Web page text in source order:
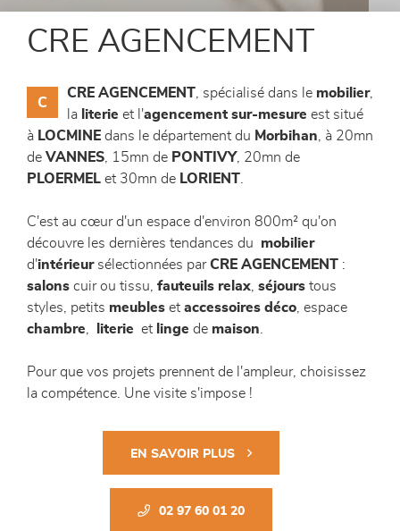
literie
décoration
CRE AGENCEMENT
C
CRE AGENCEMENT , spécialisé dans le mobilier,
la literie et l'agencement sur-mesure est situé
à LOCMINE dans le département du Morbihan, à 20mn
de VANNES, 15mn de PONTIVY, 20mn de
PLOERMEL et 30mn de LORIENT .
C'est au cœur d'un espace d'environ 800m² qu'on
découvre les dernières tendances du mobilier
d'intérieur sélectionnées parCRE AGENCEMENT
:
salons cuir ou tissu, fauteuils relax, séjours tous
styles, petits meubles et accessoires déco, espace
chambre, literie et linge de maison.
Pour que vos projets prennent de l'ampleur, choisissez
la compétence. Une visite s'impose !
EN SAVOIR PLUS
02 97 60 01 20